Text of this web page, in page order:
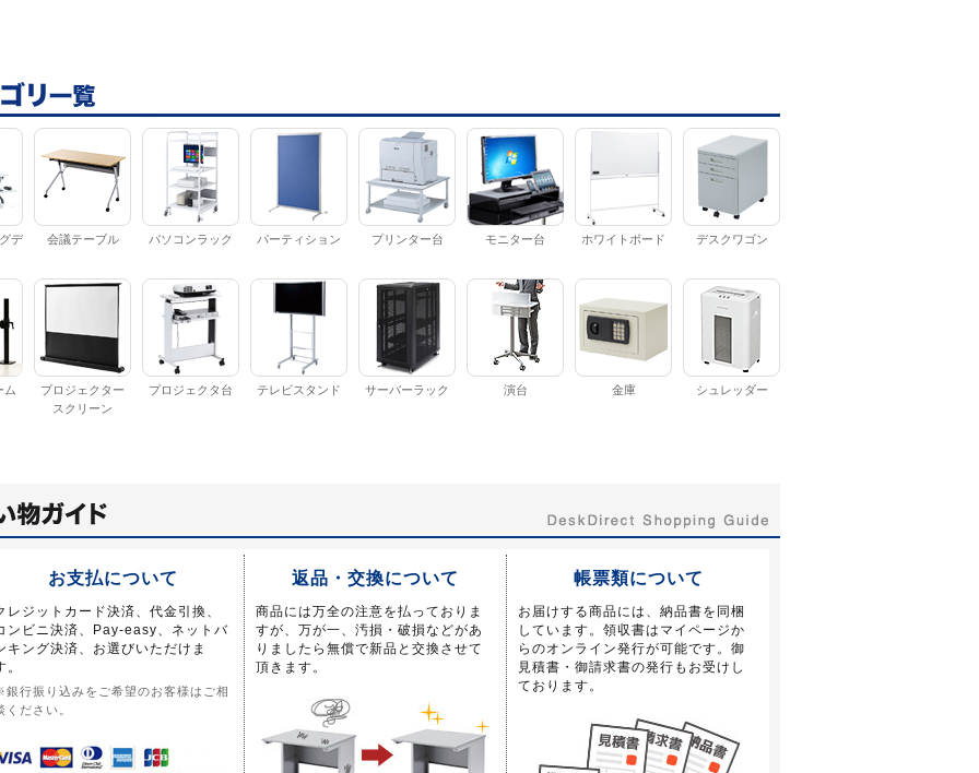
デ 会議テーブル パソコンラック パーティション プリンター台 モニター台 ホワイトボード デスクワゴン
ム
プロジェクター
スクリーン
プロジェクタ台 テレビスタンド サーバーラック 演台 金庫 シュレッダー
お支払について
レジットカード決済、代金引換、
ンビニ決済、Pay-easy、ネットバ
キング決済、お選びいただけま
。
行振り込みをご希望のお客様はご相
ください。
返品・交換について
商品には万全の注意を払っておりま
すが、万が一、汚損・破損などがあ
りましたら無償で新品と交換させて
頂きます。
帳票類について
お届けする商品には、納品書を同梱
しています。領収書はマイページか
らのオンライン発行が可能です。御
見積書・御請求書の発行もお受けし
ております。